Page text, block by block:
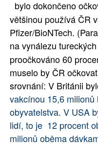
bylo dokončeno
většinou používá ČR
Pfizer/BioNTech.
na vynálezu
proočkováno 60
muselo by ČR
srovnání: V Británii
vakcínou 15,6
obyvatelstva. V USA
lidí, to je 12 procent
milionů oběma